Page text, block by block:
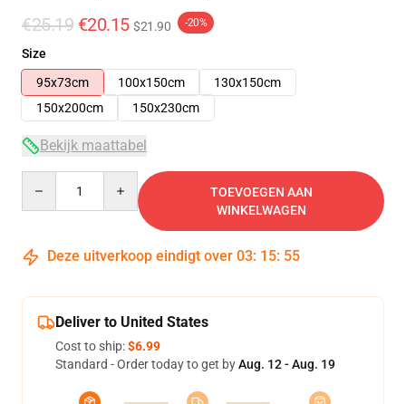
€25.19 €20.15 $21.90 -20%
Size
95x73cm
100x150cm
130x150cm
150x200cm
150x230cm
Bekijk maattabel
TOEVOEGEN AAN
WINKELWAGEN
Deze uitverkoop eindigt over 03: 15: 54
Deliver to United States
Cost to ship:$6.99
Standard - Order today to get byAug. 12 - Aug. 19